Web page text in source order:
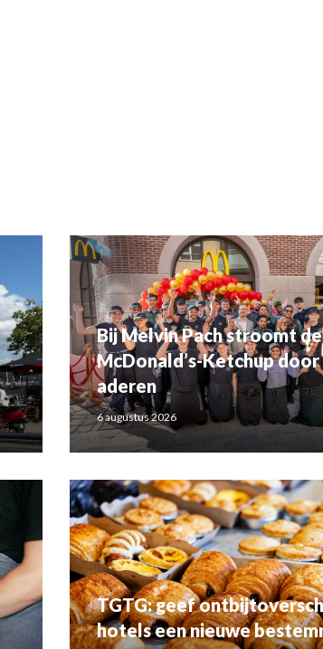
Bij Melvin Pach stroomt de
McDonald’s-Ketchup door
aderen
6 augustus 2026
TGTG: geef
hotels een nieuwe